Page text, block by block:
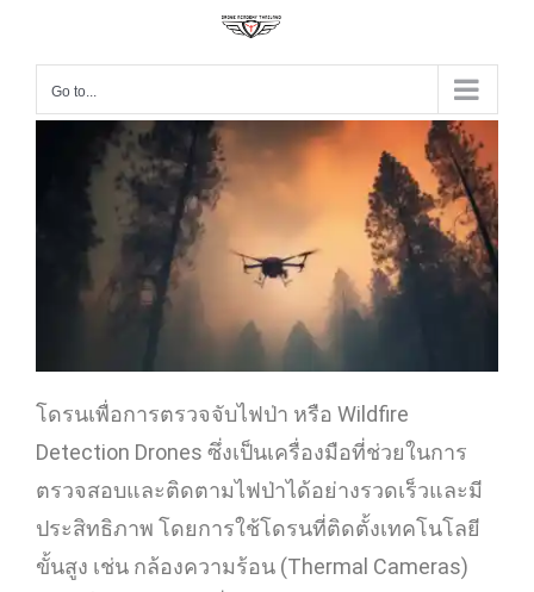
Go to...
โดรนเพื่อการตรวจจับไฟป่า หรือ Wildfire
Detection Drones ซึ่งเป็นเครื่องมือที่ช่วยในการ
ตรวจสอบและติดตามไฟป่าได้อย่างรวดเร็วและมี
ประสิทธิภาพ โดยการใช้โดรนที่ติดตั้งเทคโนโลยี
ขั้นสูง เช่น กล้องความร้อน (Thermal Cameras)